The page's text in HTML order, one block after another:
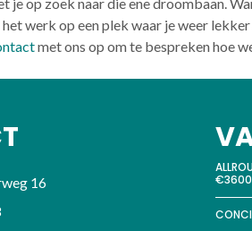
werk op een plek waar je weer
met ons op om te bespreken hoe
16
€3600